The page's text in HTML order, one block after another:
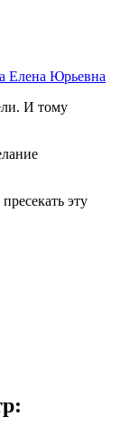
Елена Юрьевна
И тому
эту